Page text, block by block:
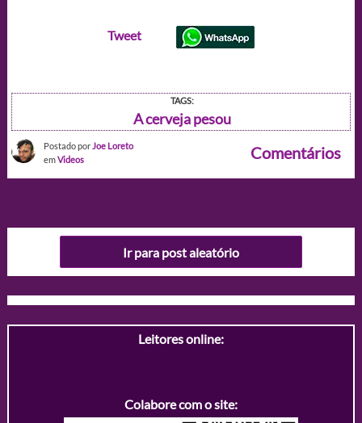
Tweet
TAGS:
A cerveja pesou
Postado por Joe Loreto
emVideos Comentários
Ir para post aleatório
Leitores online:
Colabore com o site: